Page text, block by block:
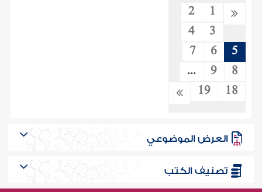
1
2
3
4
5
6
7
8
9
...
18
19
العرض الموضوعي
تصنيف الكتب